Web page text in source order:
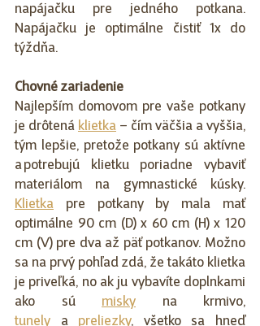
napájačku pre jedného potkana.
Napájačku je optimálne čistiť 1x do
týždňa.
Chovné zariadenie
Najlepším domovom pre vaše potkany
je drôtená klietka – čím väčšia a vyššia,
tým lepšie, pretože potkany sú aktívne
a potrebujú klietku poriadne vybaviť
Klietka pre potkany by mala mať
optimálne 90 cm (D) x 60 cm (H) x 120
cm (V) pre dva až päť potkanov. Možno
sa na prvý pohľad zdá, že takáto klietka
je priveľká, no ak ju vybavíte doplnkami
ako sú misky
tunely a preliezky, všetko sa hneď